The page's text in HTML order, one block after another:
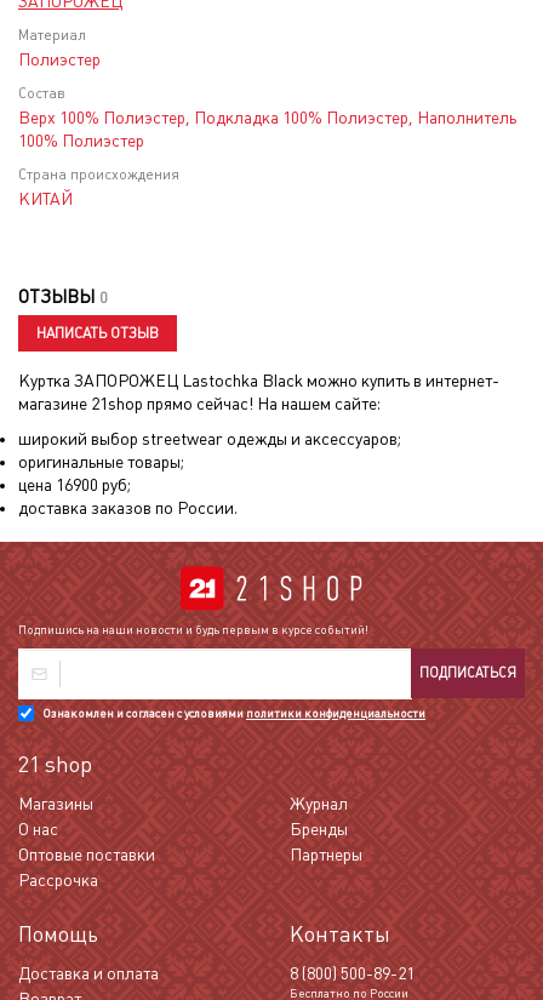
Материал
Полиэстер
Состав
Верх 100% Полиэстер, Подкладка 100% Полиэстер, Наполнитель
100% Полиэстер
Страна происхождения
КИТАЙ
ОТЗЫВЫ 0
НАПИСАТЬ ОТЗЫВ
Куртка ЗАПОРОЖЕЦ Lastochka Black можно купить в интернет-
магазине 21shop прямо сейчас! На нашем сайте:
широкий выбор streetwear одежды и аксессуаров;
оригинальные товары;
цена 16900 руб;
доставка заказов по России.
Подпишись на наши новости и будь первым в курсе событий!
ПОДПИСАТЬСЯ
Ознакомлен и согласен с условиямиполитики конфиденциальности
21 shop
Магазины
Журнал
О нас
Бренды
Оптовые поставки
Партнеры
Рассрочка
Помощь
Доставка и оплата
Контакты
8 (800) 500-89-21
Бесплатно по России